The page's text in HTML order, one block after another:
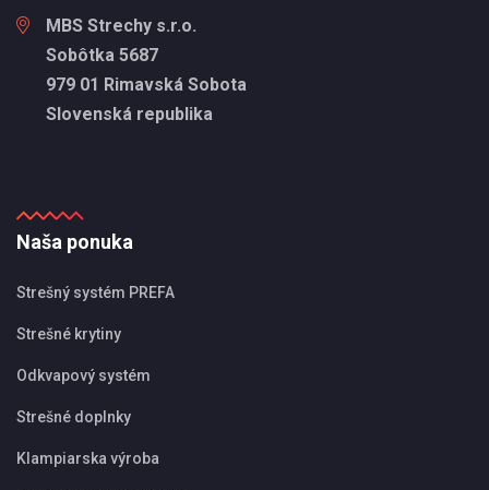
MBS Strechy s.r.o.
Sobôtka 5687
979 01 Rimavská Sobota
Slovenská republika
Naša ponuka
Strešný systém PREFA
Strešné krytiny
Odkvapový systém
Strešné doplnky
Klampiarska výroba